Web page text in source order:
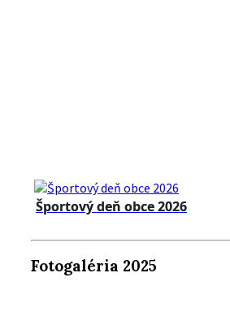
Športový deň obce 2026
Fotogaléria 2025